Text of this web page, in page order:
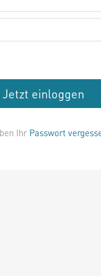
Jetzt einloggen
Ihr Passwort